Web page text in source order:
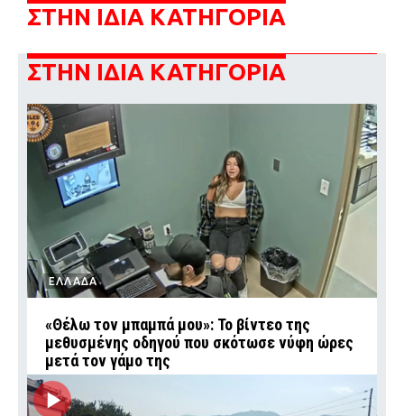
ΣΤΗΝ ΙΔΙΑ ΚΑΤΗΓΟΡΙΑ
ΣΤΗΝ ΙΔΙΑ ΚΑΤΗΓΟΡΙΑ
ΕΛΛΑΔΑ
«Θέλω τον μπαμπά μου»: Το βίντεο της
μεθυσμένης οδηγού που σκότωσε νύφη ώρες
μετά τον γάμο της